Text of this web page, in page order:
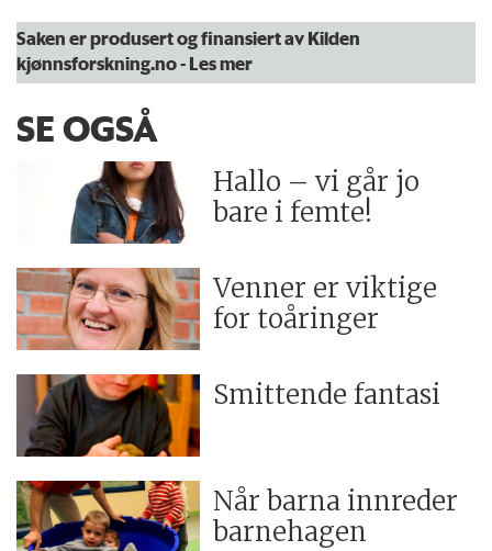
barnehagestudier.
Levert våren 2009 ved Pedagogisk
forskningsinstitutt, Det
utdanningsvitenskapelige fakultet,
Universitetet i Oslo.
Oppgaven er fulltekstpublisert hos DUO.
Oppgaven var blant de nominerte til prisen
for fremragende bidrag til kjønnsforskningen
Senter for tverrfaglig kjønnsforskning.
Saken er produsert og finansiert av Kilden
kjønnsforskning.no- Les mer
SE OGSÅ
Hallo – vi går jo
bare i femte!
Venner er viktige
for toåringer
Smittende fantasi
Når barna innreder
barnehagen